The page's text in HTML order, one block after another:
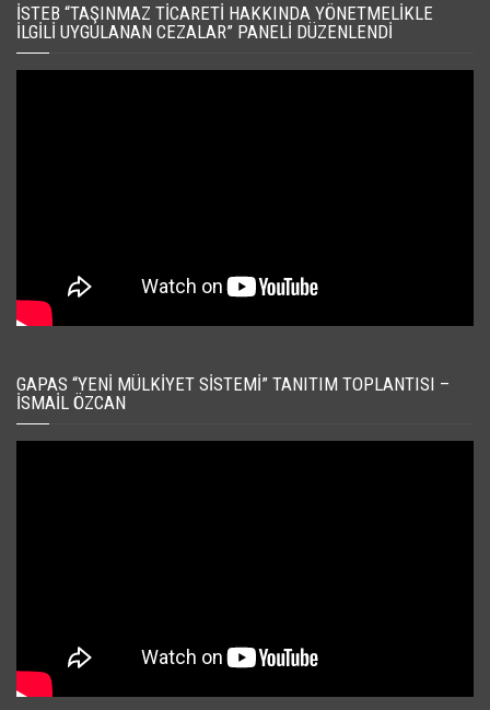
İSTEB “TAŞINMAZ TICARETI HAKKINDA YÖNETMELIKLE
İLGILI UYGULANAN CEZALAR” PANELI DÜZENLENDI
GAPAS “YENI MÜLKIYET SISTEMI” TANITIM TOPLANTISI –
İSMAIL ÖZCAN